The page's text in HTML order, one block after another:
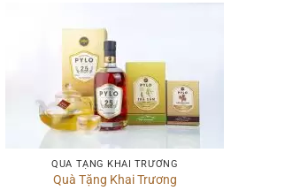
QUÀ TẶNG KHAI TRƯƠNG
Quà Tặng Khai Trương